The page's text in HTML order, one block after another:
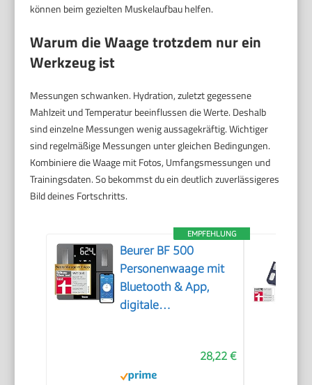
können beim gezielten Muskelaufbau helfen.
Warum die Waage trotzdem nur ein
Werkzeug ist
Messungen schwanken. Hydration, zuletzt gegessene
Mahlzeit und Temperatur beeinflussen die Werte. Deshalb
sind einzelne Messungen wenig aussagekräftig. Wichtiger
sind regelmäßige Messungen unter gleichen Bedingungen.
Kombiniere die Waage mit Fotos, Umfangsmessungen und
Trainingsdaten. So bekommst du ein deutlich zuverlässigeres
Bild deines Fortschritts.
EMPFEHLUNG
Beurer BF 500
Personenwaage mit
Bluetooth & App,
digitale
Muskelanteil,
28,22 €